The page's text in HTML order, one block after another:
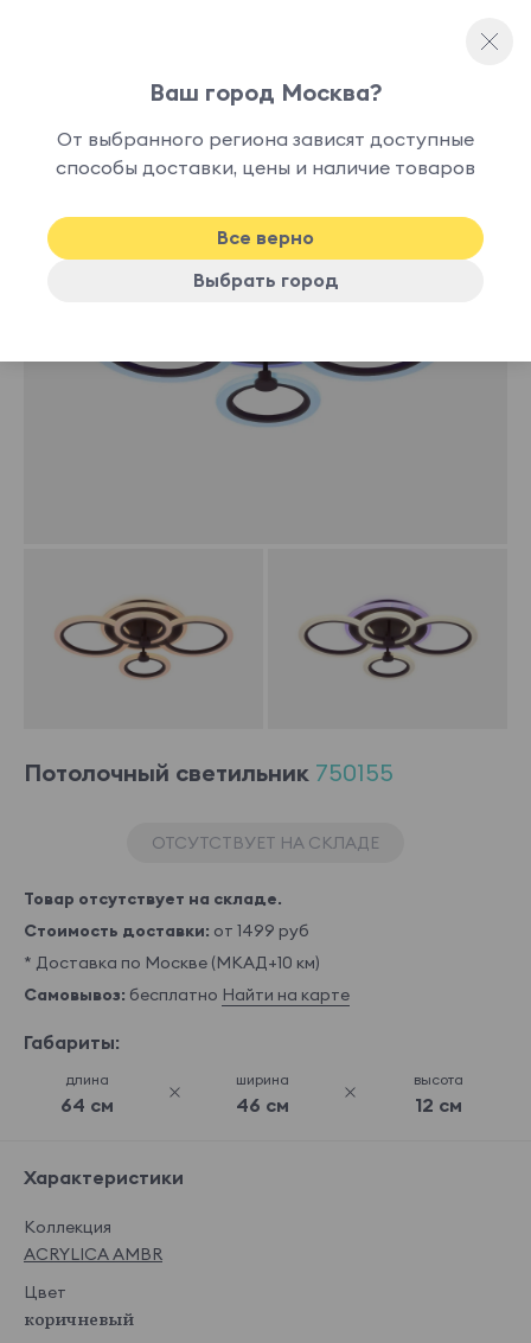
наличии
Потолочный светильник 750155
ОТСУТСТВУЕТ НА СКЛАДЕ
Товар отсутствует на складе.
Стоимость доставки: от 1499 руб
* Доставка по Москве (МКАД+10 км)
Самовывоз: бесплатно Найти на карте
Габариты:
длина
64 см
ширина
46 см
высота
12 см
Характеристики
Коллекция
ACRYLICA AMBR
Цвет
коричневый
Ваш город Москва?
От выбранного региона зависят доступные
способы доставки, цены и наличие товаров
Все верно
Выбрать город